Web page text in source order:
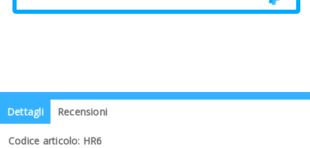
Dettagli Recensioni
Codice articolo: HR6